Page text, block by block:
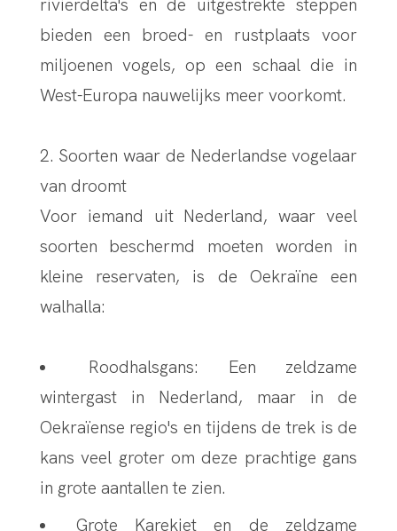
rivierdelta's en de uitgestrekte steppen
bieden een broed- en rustplaats voor
miljoenen vogels, op een schaal die in
West-Europa nauwelijks meer voorkomt.
2. Soorten waar de Nederlandse vogelaar
van droomt
Voor iemand uit Nederland, waar veel
soorten beschermd moeten worden in
kleine reservaten, is de Oekraïne een
walhalla:
Roodhalsgans: Een zeldzame
wintergast in Nederland, maar in de
Oekraïense regio's en tijdens de trek is de
kans veel groter om deze prachtige gans
in grote aantallen te zien.
Grote Karekiet en de zeldzame